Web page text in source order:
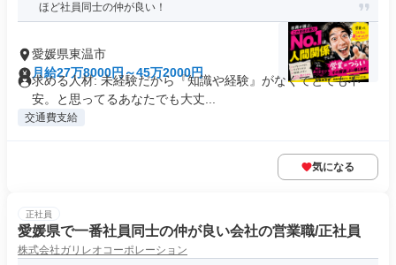
ほど社員同士の仲が良い！
愛媛県東温市
月給27万8000円～45万2000円
求める人材: 未経験だから『知識や経験』がなくてとても不
安。と思ってるあなたでも大丈...
交通費支給
気になる
正社員
愛媛県で一番社員同士の仲が良い会社の営業職/正社員
株式会社ガリレオコーポレーション